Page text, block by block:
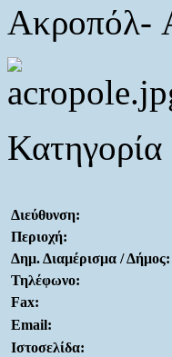
Ακροπόλ-
Κατηγορία
Διεύθυνση:
Δημ. Διαμέρισμα / Δήμος:
Τηλέφωνο:
Fax:
Email:
Ιστοσελίδα: